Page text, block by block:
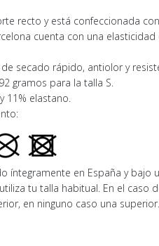
recto y está confeccionada
cuenta con una
secado rápido, antiolor y
gramos para la talla S.
11% elastano.
íntegramente en España y bajo
tu talla habitual. En el caso
en ninguno caso una superior.